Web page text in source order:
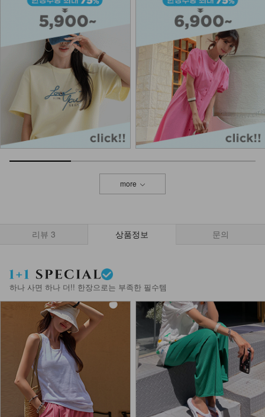
DM43-AC-03/던니켈 벨트
9,900
DM43-BG-02/라운드 탑 숄더백
19,900
more
리뷰 3 상품정보 문의
하나 사면 하나 더!! 한장으로는 부족한 필수템